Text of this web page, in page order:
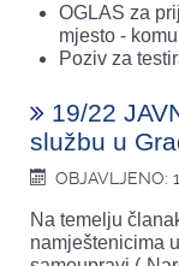
OGLAS za
mjesto -
Poziv za
19/22
službu u
OBJAVLJENO:
Na temelju
namještenicima